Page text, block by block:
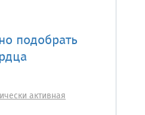
подобрать
активная